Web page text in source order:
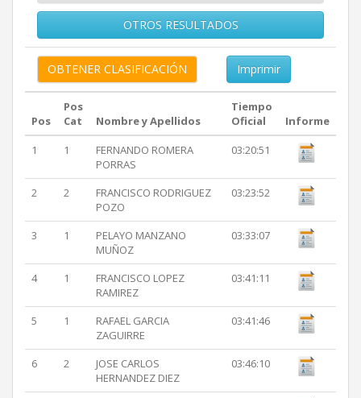
OTROS RESULTADOS
Imprimir
Pos
Pos
Cat
Nombre y Apellidos
Tiempo
Oficial
Informe
1
1
FERNANDO ROMERA
PORRAS
03:20:51
2 2
FRANCISCO RODRIGUEZ
POZO
03:23:52
3 1
PELAYO MANZANO
MUÑOZ
03:33:07
4 1
FRANCISCO LOPEZ
RAMIREZ
03:41:11
5 1
RAFAEL GARCIA
ZAGUIRRE
03:41:46
6 2
JOSE CARLOS
HERNANDEZ DIEZ
03:46:10